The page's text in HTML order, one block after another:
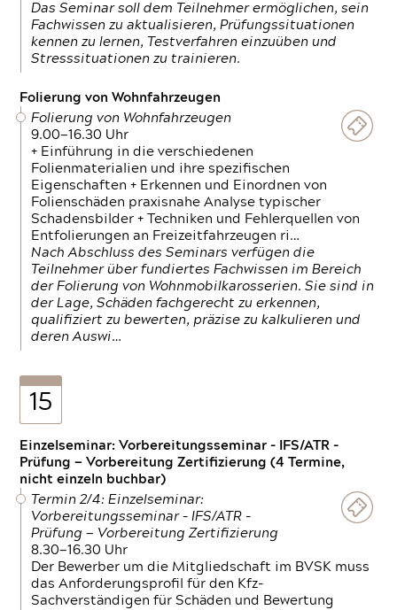
Das Seminar soll dem Teilnehmer ermöglichen, sein
Fachwissen zu aktualisieren, Prüfungssituationen
kennen zu lernen, Testverfahren einzuüben und
Stresssituationen zu trainieren.
Folierung von Wohnfahrzeugen
Folierung von Wohnfahrzeugen
9.00—16.30 Uhr
+ Einführung in die verschiedenen
Folienmaterialien und ihre spezifischen
Eigenschaften + Erkennen und Einordnen von
Folienschäden praxisnahe Analyse typischer
Schadensbilder + Techniken und Fehlerquellen von
Entfolierungen an Freizeitfahrzeugen ri…
Nach Abschluss des Seminars verfügen die
Teilnehmer über fundiertes Fachwissen im Bereich
der Folierung von Wohnmobilkarosserien. Sie sind in
der Lage, Schäden fachgerecht zu erkennen,
qualifiziert zu bewerten, präzise zu kalkulieren und
deren Auswi…
15
Einzelseminar: Vorbereitungsseminar - IFS/ATR -
Prüfung — Vorbereitung Zertifizierung (4 Termine,
nicht einzeln buchbar)
Termin 2/4: Einzelseminar:
Vorbereitungsseminar - IFS/ATR -
Prüfung — Vorbereitung Zertifizierung
8.30—16.30 Uhr
Der Bewerber um die Mitgliedschaft im BVSK muss
das Anforderungsprofil für den Kfz-
Sachverständigen für Schäden und Bewertung